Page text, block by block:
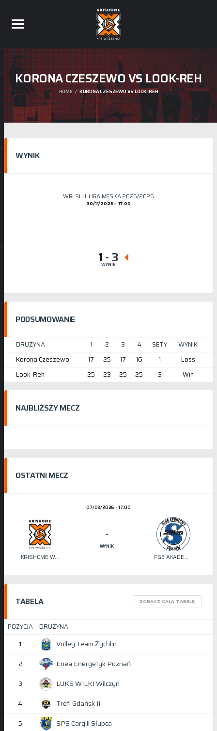
KORONA CZESZEWO VS LOOK-REH
HOME KORONA CZESZEWO VS LOOK-REH
WYNIK
WRLSH 1. LIGA MĘSKA 2025/2026
30/11/2025 17:00
1-3
WYNIK
PODSUMOWANIE
DRUŻYNA 1 2 3 4 SETY
WYNIK
Korona Czeszewo
17 25 17 16 1
Loss
Look-Reh
25 23 25 25 3 Win
NAJBLIŻSZY MECZ
OSTATNI MECZ
07/03/2026 - 17:00
KRISHOME WRZEŚNIA PGE AKADEMIA SIATKÓWKI STILON
-
WYNIK
TABELA ZOBACZ CAŁĄ TABELĘ
POZYCJA
DRUŻYNA
1
Volley Team Żychlin
2 Enea Energetyk Poznań
3 LUKS WILKI Wilczyn
4 Trefl Gdańsk II
5 SPS Cargill Słupca